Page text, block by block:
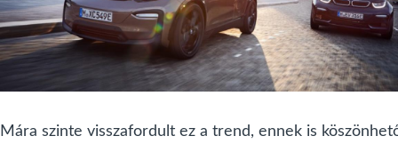
Mára szinte visszafordult ez a trend, ennek is